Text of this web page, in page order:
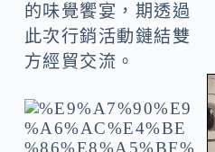
的味覺饗宴，期透過
此次行銷活動鏈結雙
方經貿交流。